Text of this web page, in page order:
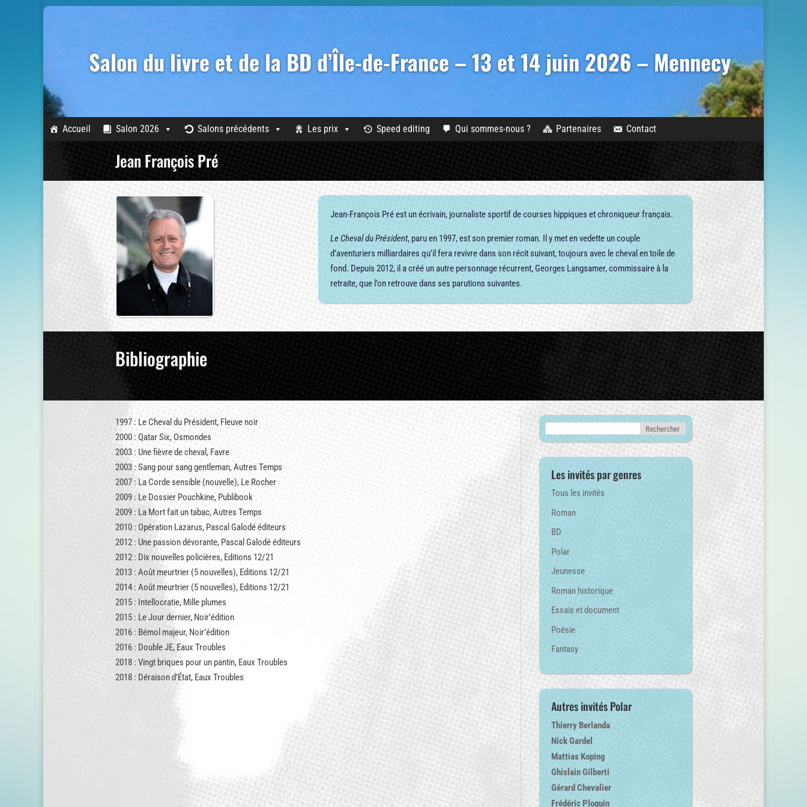
Salon du livre et de la BD d’Île-de-France – 13 et 14 juin 2026 – Mennecy
Accueil Salon 2026 Salons précédents Les prix Speed editing Qui sommes-nous ? Partenaires Contact
Jean François Pré
Jean-François Pré est un écrivain, journaliste sportif de courses hippiques et chroniqueur français.
Le Cheval du Président, paru en 1997, est son premier roman. Il y met en vedette un couple
d’aventuriers milliardaires qu’il fera revivre dans son récit suivant, toujours avec le cheval en toile de
fond. Depuis 2012, il a créé un autre personnage récurrent, Georges Langsamer, commissaire à la
retraite, que l’on retrouve dans ses parutions suivantes.
Bibliographie
1997 : Le Cheval du Président, Fleuve noir
2000 : Qatar Six, Osmondes
2003 : Une fièvre de cheval, Favre
2003 : Sang pour sang gentleman, Autres Temps
2007 : La Corde sensible (nouvelle), Le Rocher
2009 : Le Dossier Pouchkine, Publibook
2009 : La Mort fait un tabac, Autres Temps
2010 : Opération Lazarus, Pascal Galodé éditeurs
2012 : Une passion dévorante, Pascal Galodé éditeurs
2012 : Dix nouvelles policières, Editions 12/21
2013 : Août meurtrier (5 nouvelles), Editions 12/21
2014 : Août meurtrier (5 nouvelles), Editions 12/21
2015 : Intellocratie, Mille plumes
2015 : Le Jour dernier, Noir’édition
2016 : Bémol majeur, Noir’édition
2016 : Double JE, Eaux Troubles
2018 : Vingt briques pour un pantin, Eaux Troubles
2018 : Déraison d’État, Eaux Troubles
Les invités par genres
Tous les invités
Roman
BD
Polar
Jeunesse
Roman historique
Essais et document
Poésie
Fantasy
Autres invités Polar
Thierry Berlanda
Nick Gardel
Mattias Koping
Ghislain Gilberti
Gérard Chevalier
Frédéric Ploquin